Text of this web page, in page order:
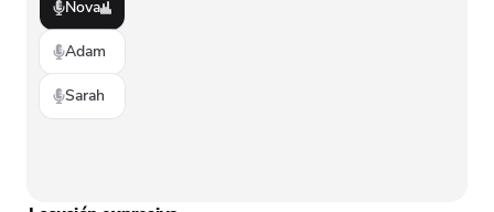
Nova
Adam
Sarah